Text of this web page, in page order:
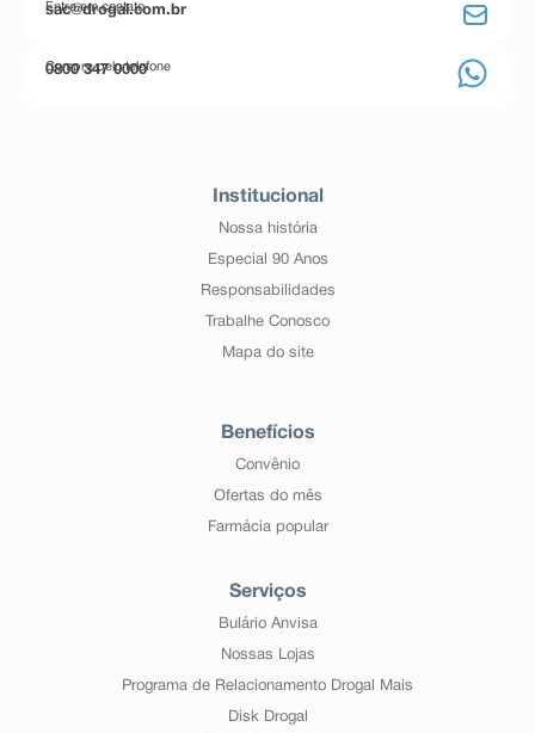
Entre em contato
sac@drogal.com.br
Compre pelo telefone
0800 347 0000
Institucional
Nossa história
Especial 90 Anos
Responsabilidades
Trabalhe Conosco
Mapa do site
Benefícios
Convênio
Ofertas do mês
Farmácia popular
Serviços
Bulário Anvisa
Nossas Lojas
Programa de Relacionamento Drogal Mais
Disk Drogal